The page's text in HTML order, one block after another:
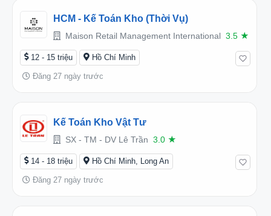
HCM - Kế Toán Kho (Thời Vụ)
Maison Retail Management International 3.5 ★
12 - 15 triệu Hồ Chí Minh
Đăng 27 ngày trước
Kế Toán Kho Vật Tư
SX - TM - DV Lê Trần 3.0 ★
14 - 18 triệu Hồ Chí Minh, Long An
Đăng 27 ngày trước